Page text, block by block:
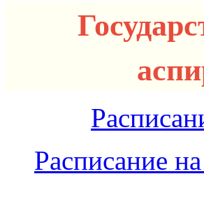
Расписание